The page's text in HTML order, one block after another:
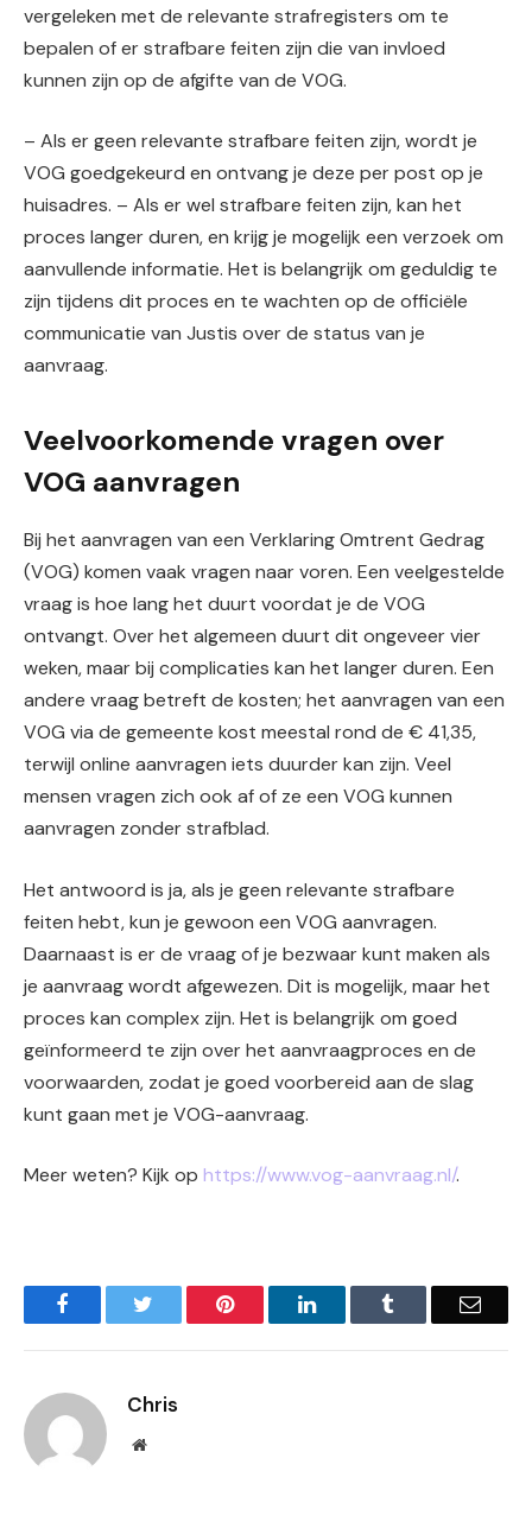
vergeleken met de relevante strafregisters om te
bepalen of er strafbare feiten zijn die van invloed
kunnen zijn op de afgifte van de VOG.
– Als er geen relevante strafbare feiten zijn, wordt je
VOG goedgekeurd en ontvang je deze per post op je
huisadres. – Als er wel strafbare feiten zijn, kan het
proces langer duren, en krijg je mogelijk een verzoek om
aanvullende informatie. Het is belangrijk om geduldig te
zijn tijdens dit proces en te wachten op de officiële
communicatie van Justis over de status van je
aanvraag.
Veelvoorkomende vragen over
VOG aanvragen
Bij het aanvragen van een Verklaring Omtrent Gedrag
(VOG) komen vaak vragen naar voren. Een veelgestelde
vraag is hoe lang het duurt voordat je de VOG
ontvangt. Over het algemeen duurt dit ongeveer vier
weken, maar bij complicaties kan het langer duren. Een
andere vraag betreft de kosten; het aanvragen van een
VOG via de gemeente kost meestal rond de € 41,35,
terwijl online aanvragen iets duurder kan zijn. Veel
mensen vragen zich ook af of ze een VOG kunnen
aanvragen zonder strafblad.
Het antwoord is ja, als je geen relevante strafbare
feiten hebt, kun je gewoon een VOG aanvragen.
Daarnaast is er de vraag of je bezwaar kunt maken als
je aanvraag wordt afgewezen. Dit is mogelijk, maar het
proces kan complex zijn. Het is belangrijk om goed
geïnformeerd te zijn over het aanvraagproces en de
voorwaarden, zodat je goed voorbereid aan de slag
kunt gaan met je VOG-aanvraag.
Meer weten? Kijk op https://www.vog-aanvraag.nl/.
Facebook Pinterest LinkedIn Email
Chris
Website